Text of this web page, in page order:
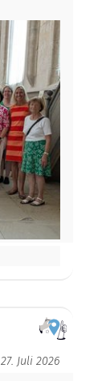
27. Juli 2026